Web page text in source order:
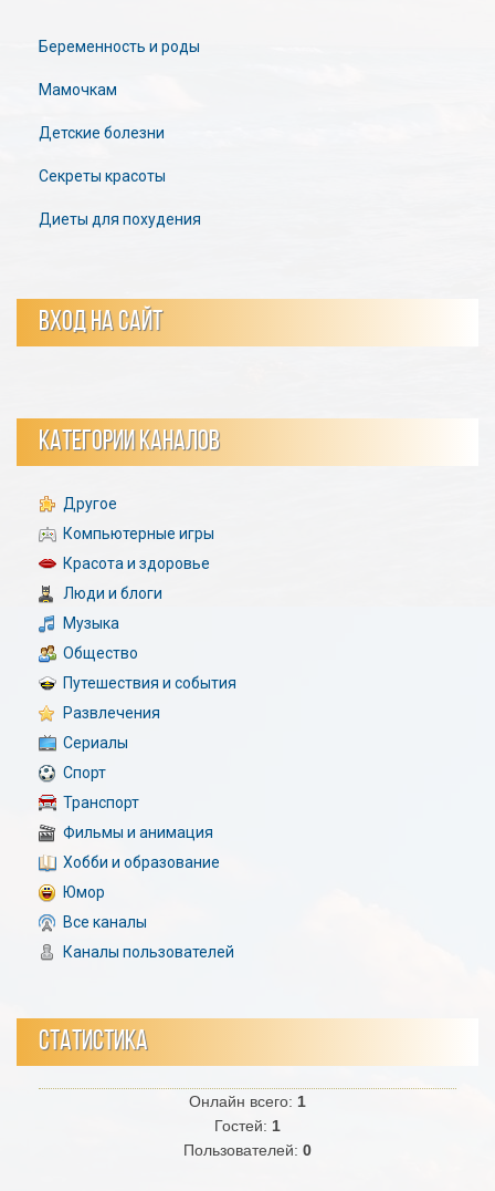
Беременность и роды
Мамочкам
Детские болезни
Секреты красоты
Диеты для похудения
ВХОД НА САЙТ
КАТЕГОРИИ КАНАЛОВ
Другое
Компьютерные игры
Красота и здоровье
Люди и блоги
Музыка
Общество
Путешествия и события
Развлечения
Сериалы
Спорт
Транспорт
Фильмы и анимация
Хобби и образование
Юмор
Все каналы
Каналы пользователей
СТАТИСТИКА
Онлайн всего: 1
Гостей: 1
Пользователей: 0